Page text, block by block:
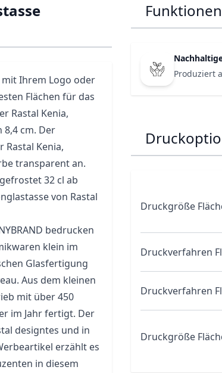
mit Ihrem Logo oder
Flächen für das
Rastal Kenia,
8,4 cm. Der
Rastal Kenia,
transparent an.
32 cl ab
von Rastal
bedrucken
klein im
Glasfertigung
Aus dem kleinen
mit über 450
im Jahr fertigt. Der
designtes und in
erzählt es
in diesem
Funktionen
Produziert
Druckgröße
Druckverfahren
Druckverfahren
Druckgröße